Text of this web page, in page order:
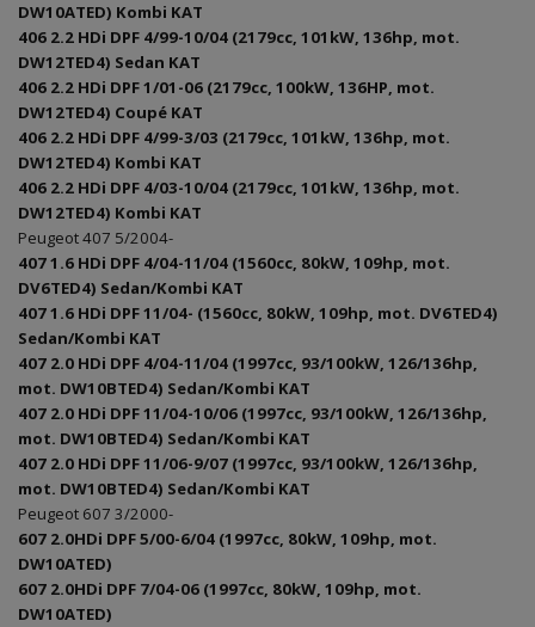
DW10ATED) Kombi KAT
406 2.2 HDi DPF 4/99-10/04 (2179cc, 101kW, 136hp, mot.
DW12TED4) Sedan KAT
406 2.2 HDi DPF 1/01-06 (2179cc, 100kW, 136HP, mot.
DW12TED4) Coupé KAT
406 2.2 HDi DPF 4/99-3/03 (2179cc, 101kW, 136hp, mot.
DW12TED4) Kombi KAT
406 2.2 HDi DPF 4/03-10/04 (2179cc, 101kW, 136hp, mot.
DW12TED4) Kombi KAT
Peugeot 407 5/2004-
407 1.6 HDi DPF 4/04-11/04 (1560cc, 80kW, 109hp, mot.
DV6TED4) Sedan/Kombi KAT
407 1.6 HDi DPF 11/04- (1560cc, 80kW, 109hp, mot. DV6TED4)
Sedan/Kombi KAT
407 2.0 HDi DPF 4/04-11/04 (1997cc, 93/100kW, 126/136hp,
mot. DW10BTED4) Sedan/Kombi KAT
407 2.0 HDi DPF 11/04-10/06 (1997cc, 93/100kW, 126/136hp,
mot. DW10BTED4) Sedan/Kombi KAT
407 2.0 HDi DPF 11/06-9/07 (1997cc, 93/100kW, 126/136hp,
mot. DW10BTED4) Sedan/Kombi KAT
Peugeot 607 3/2000-
607 2.0HDi DPF 5/00-6/04 (1997cc, 80kW, 109hp, mot.
DW10ATED)
607 2.0HDi DPF 7/04-06 (1997cc, 80kW, 109hp, mot.
DW10ATED)